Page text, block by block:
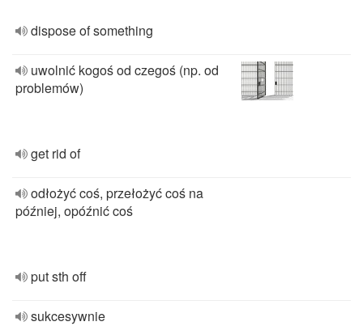
dispose of something
uwolnić kogoś od czegoś (np. od
problemów)
get rid of
odłożyć coś, przełożyć coś na
później, opóźnić coś
put sth off
sukcesywnie